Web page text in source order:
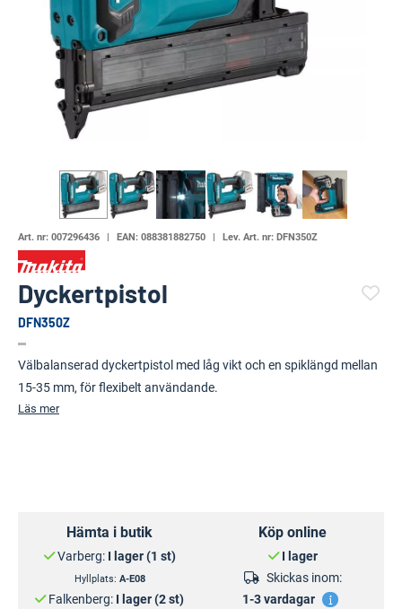
Art. nr: 007296436 EAN: 088381882750 Lev. Art. nr: DFN350Z
Dyckertpistol
DFN350Z
Välbalanserad dyckertpistol med låg vikt och en spiklängd mellan
15-35 mm, för flexibelt användande.
Läs mer
Hämta i butik
Varberg: I lager (1 st)
Hyllplats: A-E08
Falkenberg: I lager (2 st)
Köp online
I lager
Skickas inom:
1-3 vardagar